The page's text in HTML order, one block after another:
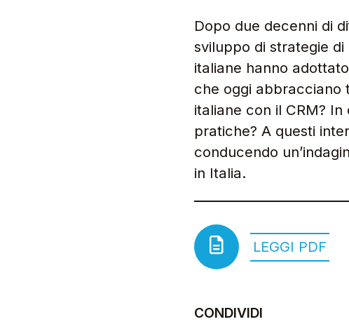
Dopo due decenni di
sviluppo di strategie
italiane hanno
che oggi abbracciano
italiane con il CRM?
pratiche? A questi
conducendo
in Italia.
LEGGI PDF
CONDIVIDI